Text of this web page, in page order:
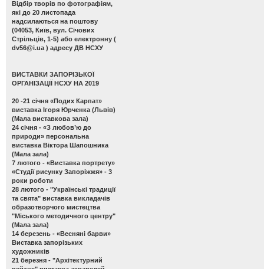
Відбір творів по фотографіям,
які до 20 листопада
надсилаються на поштову
(04053, Київ, вул. Січових
Стрільців, 1-5) або електронну (
dv56@i.ua ) адресу ДВ НСХУ
ВИСТАВКИ ЗАПОРІЗЬКОЇ
ОРГАНІЗАЦІЇ НСХУ НА 2019
20 -21 січня «Подих Карпат»
виставка Ігоря Юрченка (Львів)
(Мала виставкова зала)
24 січня - «З любов’ю до
природи» персональна
виставка Віктора Шапошника
(Мала зала)
7 лютого - «Виставка портрету»
«Студії рисунку Запоріжжя» - 3
роки роботи
28 лютого - "Українські традиції
та свята" виставка викладачів
образотворчого мистецтва
"Міського методичного центру"
(Мала зала)
14 березень - «Весняні барви»
Виставка запорізьких
художників
21 березня - "Архітектурний